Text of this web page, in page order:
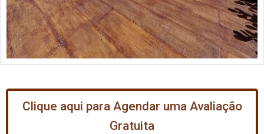
Clique aqui para Agendar uma Avaliação
Gratuita